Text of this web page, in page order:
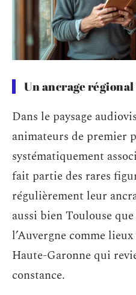
Un ancrage
Dans le paysage
animateurs de premier
systématiquement
fait partie des rares
régulièrement leur
aussi bien Toulouse
l’Auvergne comme lieux
Haute-Garonne qui
constance.